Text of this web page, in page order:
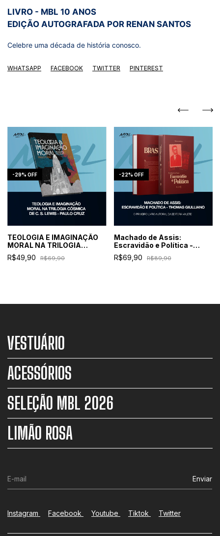
LIVRO - MBL 10 ANOS
EDIÇÃO AUTOGRAFADA POR RENAN SANTOS
Celebre uma década de história conosco.
WHATSAPP FACEBOOK TWITTER PINTEREST
-29% OFF
TEOLOGIA E IMAGINAÇÃO
MORAL NA TRILOGIA
CÓSMICA DE C. S. LEWIS -
Paulo Cruz
R$49,90 R$69,90
-22% OFF
Machado de Assis:
Escravidão e Política -
Thomas Giulliano
R$69,90 R$89,90
VESTUÁRIO
ACESSÓRIOS
SELEÇÃO MBL 2026
LIMÃO ROSA
Instagram Facebook Youtube Tiktok Twitter